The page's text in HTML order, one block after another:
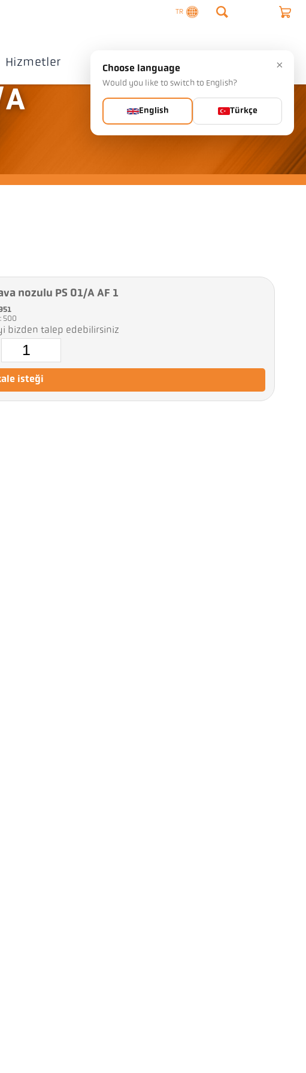
TR
Hizmetler Şirket İletişim
nozulu PS 01/A AF 1
500
bizden talep edebilirsiniz
isteği
×
Choose language
Would you like to switch to English?
English Türkçe